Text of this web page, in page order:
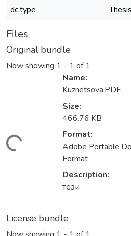
dc.type
Thesis
Files
Original bundle
Now showing 1 - 1 of 1
Loading...
Name:
Kuznetsova.PDF
Size:
466.76 KB
Format:
Adobe Portable
Format
Description:
тези
License bundle